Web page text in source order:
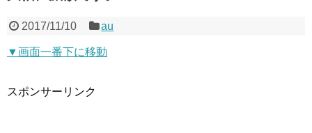
2017/11/10 au
▼画面一番下に移動
スポンサーリンク